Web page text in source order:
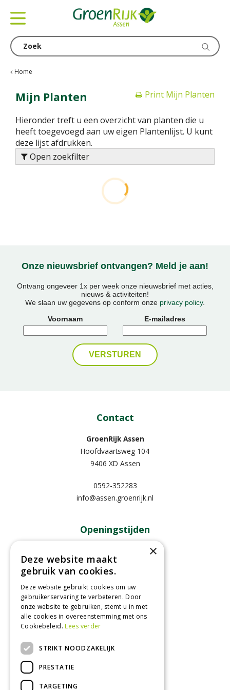
Home
Mijn Planten Print Mijn Planten
Hieronder treft u een overzicht van planten die u
heeft toegevoegd aan uw eigen Plantenlijst. U kunt
deze lijst afdrukken.
Open zoekfilter
Onze nieuwsbrief ontvangen? Meld je aan!
Ontvang ongeveer 1x per week onze nieuwsbrief met acties,
nieuws & activiteiten!
We slaan uw gegevens op conform onze privacy policy.
Voornaam
E-mailadres
Contact
GroenRijk Assen
Hoofdvaartsweg 104
9406 XD Assen
0592-352283
info@assen.groenrijk.nl
Openingstijden
09:00 - 18:00
Dinsdag
Woensdag
Donderdag
09:00 - 18:00
Vrijdag
09:00 - 18:00
Zaterdag
09:00 - 17:00
Toon alle openingstijden
×
Deze website maakt
gebruik van cookies.
Deze website gebruikt cookies om uw
gebruikerservaring te verbeteren. Door
onze website te gebruiken, stemt u in met
alle cookies in overeenstemming met ons
Cookiebeleid.Lees verder
STRIKT NOODZAKELIJK
PRESTATIE
TARGETING